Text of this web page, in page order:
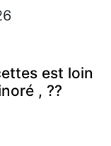
est loin
, ??